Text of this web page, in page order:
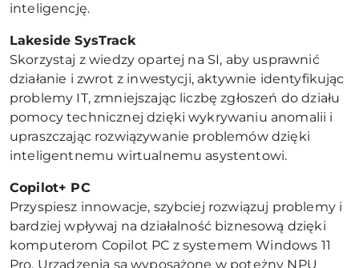
inteligencję.
Lakeside SysTrack
Skorzystaj z wiedzy opartej na SI, aby usprawnić
działanie i zwrot z inwestycji, aktywnie identyfikując
problemy IT, zmniejszając liczbę zgłoszeń do działu
pomocy technicznej dzięki wykrywaniu anomalii i
upraszczając rozwiązywanie problemów dzięki
inteligentnemu wirtualnemu asystentowi.
Copilot+ PC
Przyspiesz innowacje, szybciej rozwiązuj problemy i
bardziej wpływaj na działalność biznesową dzięki
komputerom Copilot PC z systemem Windows 11
Pro. Urządzenia są wyposażone w potężny NPU